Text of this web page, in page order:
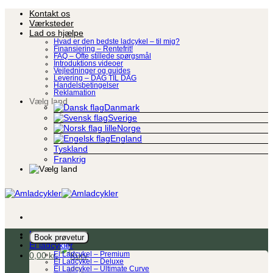
Fortsæt
indhold
Kontakt os
Værksteder
Lad os hjælpe
Hvad er den bedste ladcykel – til mig?
Finansiering – Rentefrit!
FAQ – Ofte stillede spørgsmål
Introduktions videoer
Vejledninger og guides
Levering – DAG TIL DAG
Handelsbetingelser
Reklamation
Vælg land
Danmark
Sverige
Norge
England
Tyskland
Frankrig
Book prøvetur
0,00kr.
Ladcykel
El ladcykler
El Ladcykel – Premium
El Ladcykel – Deluxe
El Ladcykel – Ultimate Curve